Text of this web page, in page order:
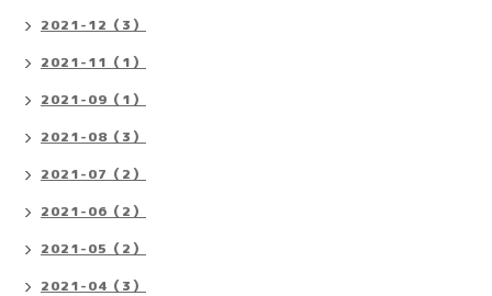
2021-12（3）
2021-11（1）
2021-09（1）
2021-08（3）
2021-07（2）
2021-06（2）
2021-05（2）
2021-04（3）